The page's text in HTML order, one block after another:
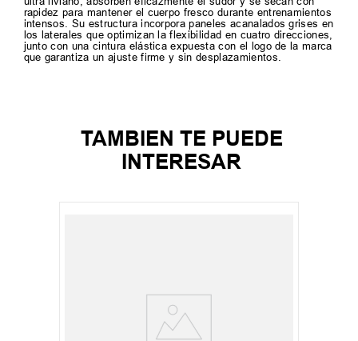
rapidez para mantener el cuerpo fresco durante entrenamientos
intensos. Su estructura incorpora paneles acanalados grises en
los laterales que optimizan la flexibilidad en cuatro direcciones,
junto con una cintura elástica expuesta con el logo de la marca
que garantiza un ajuste firme y sin desplazamientos.
TAMBIEN TE PUEDE
INTERESAR